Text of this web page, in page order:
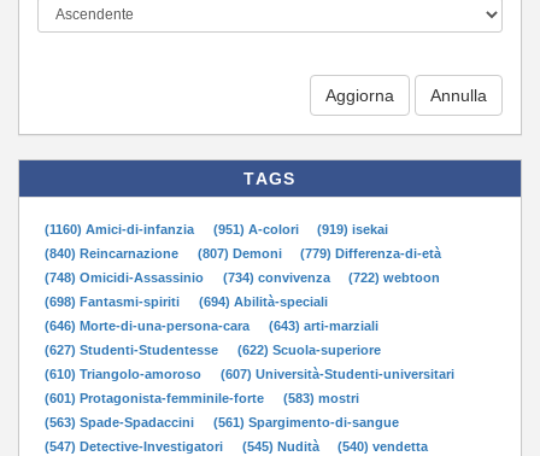
Aggiorna
TAGS
(1160) Amici-di-infanzia (951) A-colori
(919) isekai
(840) Reincarnazione
(807) Demoni
(779) Differenza-di-età
(748) Omicidi-Assassinio
(734) convivenza
(722) webtoon
(698) Fantasmi-spiriti
(694) Abilità-speciali
(646) Morte-di-una-persona-cara
(643) arti-marziali
(627) Studenti-Studentesse
(622) Scuola-superiore
(610) Triangolo-amoroso
(607) Università-Studenti-universitari
(601) Protagonista-femminile-forte
(583) mostri
(563) Spade-Spadaccini
(561) Spargimento-di-sangue
(547) Detective-Investigatori
(545) Nudità
(540) vendetta